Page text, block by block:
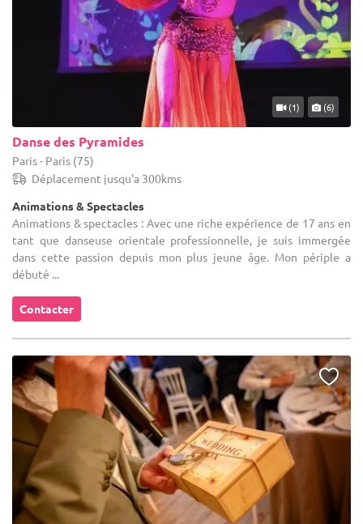
(1) (6)
Danse des Pyramides
Paris - Paris (75)
Déplacement jusqu'a 300kms
Animations & Spectacles
Animations & spectacles : Avec une riche expérience de 17 ans en
tant que danseuse orientale professionnelle, je suis immergée
dans cette passion depuis mon plus jeune âge. Mon périple a
débuté ...
Contacter